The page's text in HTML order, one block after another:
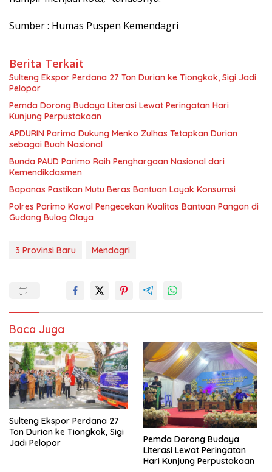
Sumber : Humas Puspen Kemendagri
Berita Terkait
Sulteng Ekspor Perdana 27 Ton Durian ke Tiongkok, Sigi Jadi
Pelopor
Pemda Dorong Budaya Literasi Lewat Peringatan Hari
Kunjung Perpustakaan
APDURIN Parimo Dukung Menko Zulhas Tetapkan Durian
sebagai Buah Nasional
Bunda PAUD Parimo Raih Penghargaan Nasional dari
Kemendikdasmen
Bapanas Pastikan Mutu Beras Bantuan Layak Konsumsi
Polres Parimo Kawal Pengecekan Kualitas Bantuan Pangan di
Gudang Bulog Olaya
3 Provinsi Baru Mendagri
Baca Juga
Sulteng Ekspor Perdana 27
Ton Durian ke Tiongkok, Sigi
Jadi Pelopor
Pemda Dorong Budaya
Literasi Lewat Peringatan
Hari Kunjung Perpustakaan